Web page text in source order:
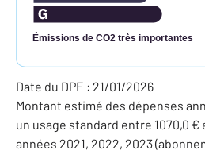
Émissions de CO2 très importantes
Date du DPE : 21/01/2026
Montant estimé des dépenses
un usage standard entre 1070,0 €
années 2021, 2022, 2023